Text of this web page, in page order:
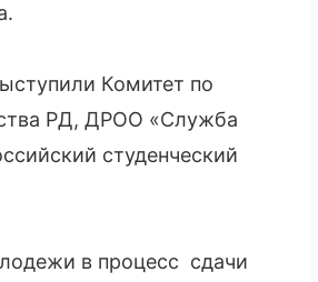
Комитет по
РД, ДРОО «Служба
студенческий
в процесс сдачи